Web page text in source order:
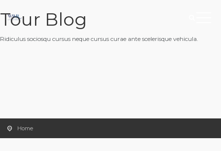
Tour Blog
Ridiculus sociosqu cursus neque cursus curae ante scelerisque vehicula.
Home